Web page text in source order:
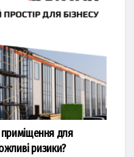
для
ризики?